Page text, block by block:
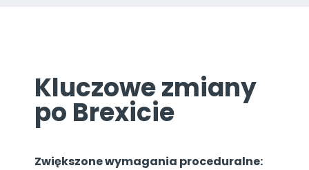
Kluczowe zmiany
po Brexicie
Zwiększone wymagania proceduralne: